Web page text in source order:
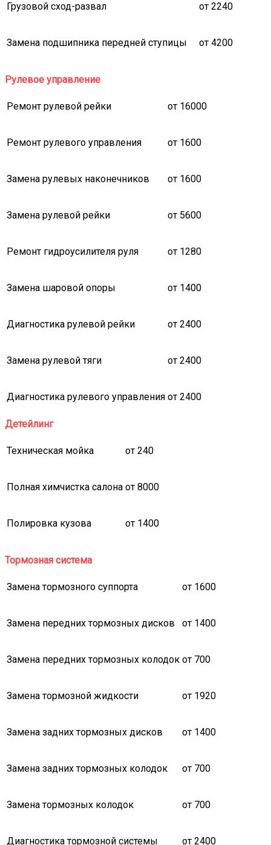
Грузовой сход-развал от 2240
Замена подшипника передней ступицы от 4200
Рулевое управление
Ремонт рулевой рейки от 16000
Ремонт рулевого управления от 1600
Замена рулевых наконечников от 1600
Замена рулевой рейки от 5600
Ремонт гидроусилителя руля от 1280
Замена шаровой опоры от 1400
Диагностика рулевой рейки от 2400
Замена рулевой тяги от 2400
Диагностика рулевого управления от 2400
Детейлинг
Техническая мойка от 240
Полная химчистка салона от 8000
Полировка кузова от 1400
Тормозная система
Замена тормозного суппорта от 1600
Замена передних тормозных дисков от 1400
Замена передних тормозных колодок от 700
Замена тормозной жидкости от 1920
Замена задних тормозных дисков от 1400
Замена задних тормозных колодок от 700
Замена тормозных колодок от 700
Диагностика тормозной системы от 2400